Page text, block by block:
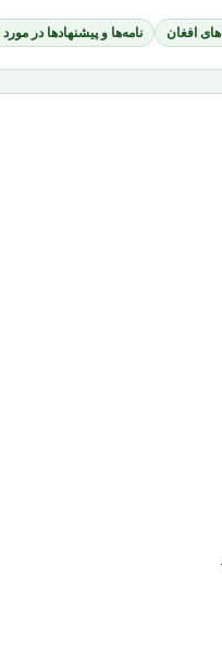
افغان نامه‌ها و پیشنهادها در